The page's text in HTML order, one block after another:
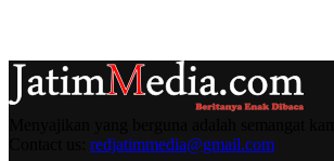
redjatimmedia@gmail.com